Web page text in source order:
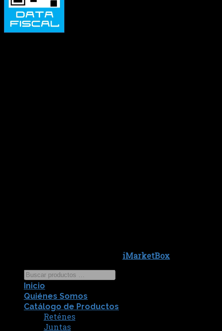
iMarketBox
Inicio
Quiénes Somos
Catálogo de Productos
Reténes
Juntas